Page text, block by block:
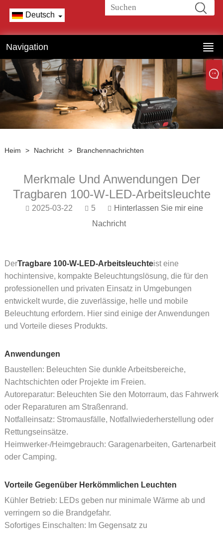
Deutsch
Navigation
Heim > Nachricht > Branchennachrichten
Merkmale Und Anwendungen Der
Tragbaren 100-W-LED-Arbeitsleuchte
2025-03-22 5
Hinterlassen Sie mir eine
Nachricht
DerTragbare 100-W-LED-Arbeitsleuchteist eine
hochintensive, kompakte Beleuchtungslösung, die für den
professionellen und privaten Einsatz in Umgebungen
entwickelt wurde, die zuverlässige, helle und mobile
Beleuchtung erfordern. Hier sind einige der Anwendungen
und Vorteile dieses Produkts.
Anwendungen
Baustellen: Beleuchten Sie dunkle Arbeitsbereiche,
Nachtschichten oder Projekte im Freien.
Autoreparatur: Beleuchten Sie den Motorraum, das Fahrwerk
oder Reparaturen am Straßenrand.
Notfalleinsatz: Stromausfälle, Notfallwiederherstellung oder
Rettungseinsätze.
Heimwerker-/Heimgebrauch: Garagenarbeiten, Gartenarbeit
oder Camping.
Vorteile Gegenüber Herkömmlichen Leuchten
Kühler Betrieb: LEDs geben nur minimale Wärme ab und
verringern so die Brandgefahr.
Sofortiges Einschalten: Im Gegensatz zu